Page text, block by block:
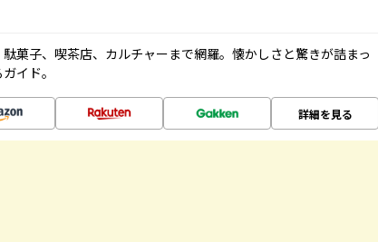
菓子、喫茶店、カルチャーまで網羅。懐かしさと驚きが詰まっ
イド。
詳細を見る